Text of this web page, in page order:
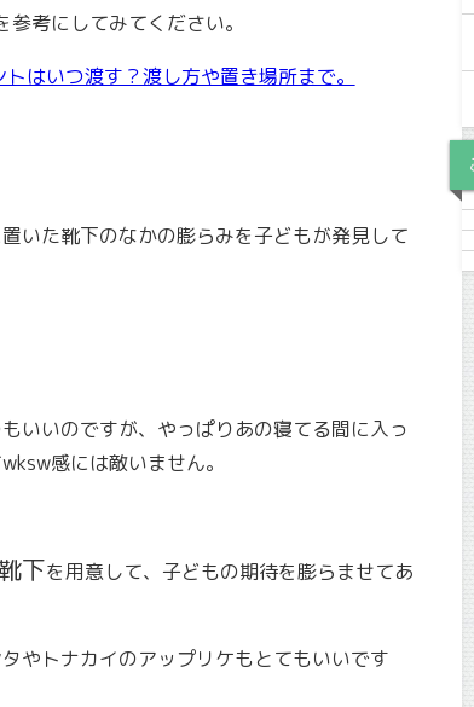
考にしてみてください。
はいつ渡す？渡し方や置き場所まで。
いた靴下のなかの膨らみを子どもが発見して
いいのですが、やっぱりあの寝てる間に入っ
感には敵いません。
下を用意して、子どもの期待を膨らませてあ
やトナカイのアップリケもとてもいいです